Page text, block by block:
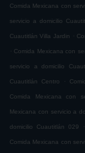
Comida Mexicana con
servicio a domicilio
Cuautitlán Villa Jardin .
. Comida Mexicana con
servicio a domicilio
Cuautitlán Centro .
Comida Mexicana con
Mexicana con servicio a
domicilio Cuautitlán 029 .
Comida Mexicana con